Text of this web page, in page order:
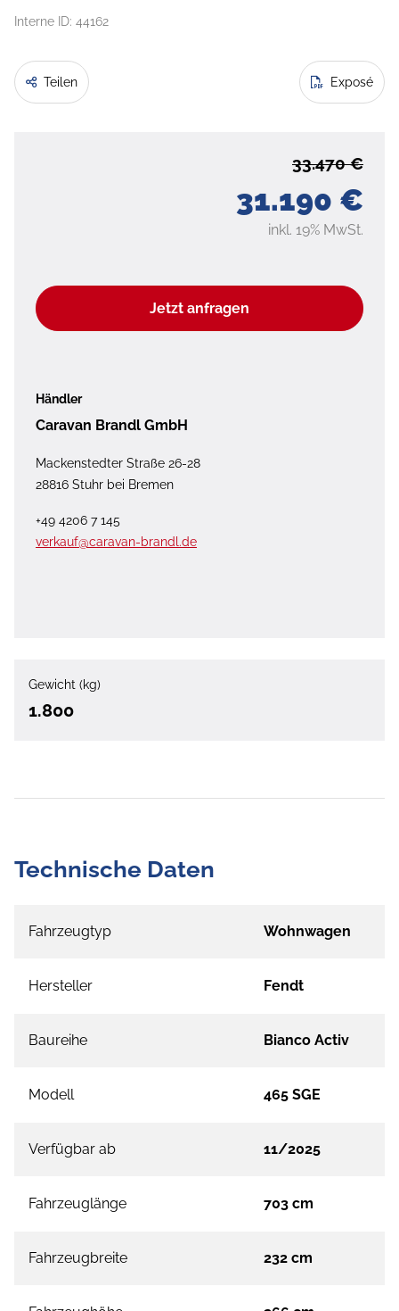
Interne ID: 44162
Teilen Exposé
31.190 €
33.470 €
inkl. 19% MwSt.
Jetzt anfragen
Händler
Caravan Brandl GmbH
Mackenstedter Straße 26-28
28816 Stuhr bei Bremen
+49 4206 7 145
verkauf@caravan-brandl.de
Gewicht (kg)
1.800
Technische Daten
Fahrzeugtyp Wohnwagen
Hersteller Fendt
Baureihe Bianco Activ
Modell 465 SGE
Verfügbar ab 11/2025
Fahrzeuglänge 703 cm
Fahrzeugbreite 232 cm